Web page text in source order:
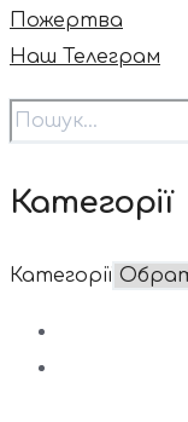
Пожертва
Наш Телеграм
Категорії
Категорії